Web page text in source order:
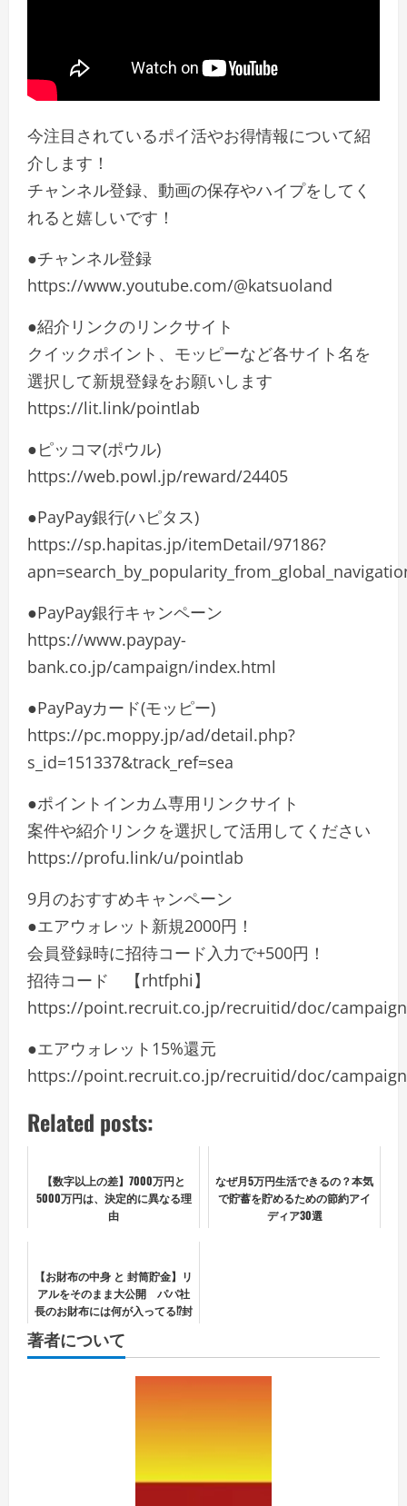
今注目されているポイ活やお得情報について紹
介します！
チャンネル登録、動画の保存やハイプをしてく
れると嬉しいです！
●チャンネル登録
https://www.youtube.com/@katsuoland
●紹介リンクのリンクサイト
クイックポイント、モッピーなど各サイト名を
選択して新規登録をお願いします
https://lit.link/pointlab
●ピッコマ(ポウル)
https://web.powl.jp/reward/24405
●PayPay銀行(ハピタス)
https://sp.hapitas.jp/itemDetail/97186?
●PayPay銀行キャンペーン
https://www.paypay-
bank.co.jp/campaign/index.html
●PayPayカード(モッピー)
https://pc.moppy.jp/ad/detail.php?
s_id=151337&track_ref=sea
●ポイントインカム専用リンクサイト
案件や紹介リンクを選択して活用してください
https://profu.link/u/pointlab
9月のおすすめキャンペーン
●エアウォレット新規2000円！
会員登録時に招待コード入力で+500円！
招待コード 【rhtfphi】
https://point.recruit.co.jp/recruitid/doc/
●エアウォレット15%還元
https://point.recruit.co.jp/recruitid/doc/
Related posts:
【数字以上の差】7000万円と
5000万円は、決定的に異なる理
由
なぜ月5万円生活できるの？本気
で貯蓄を貯めるための節約アイ
ディア30選
【お財布の中身 と 封筒貯金】リ
アルをそのまま大公開 パパ社
長のお財布には何が入ってる⁉封
my wallet? #貯蓄 #貯金 #...
著者について